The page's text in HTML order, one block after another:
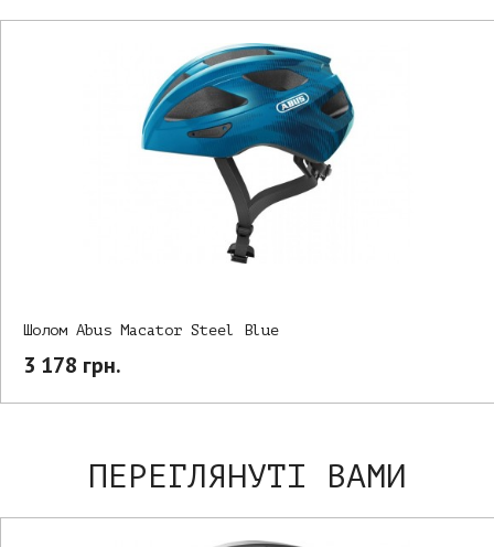
Шолом Abus Macator Steel Blue
3 178 грн.
ПЕРЕГЛЯНУТІ ВАМИ